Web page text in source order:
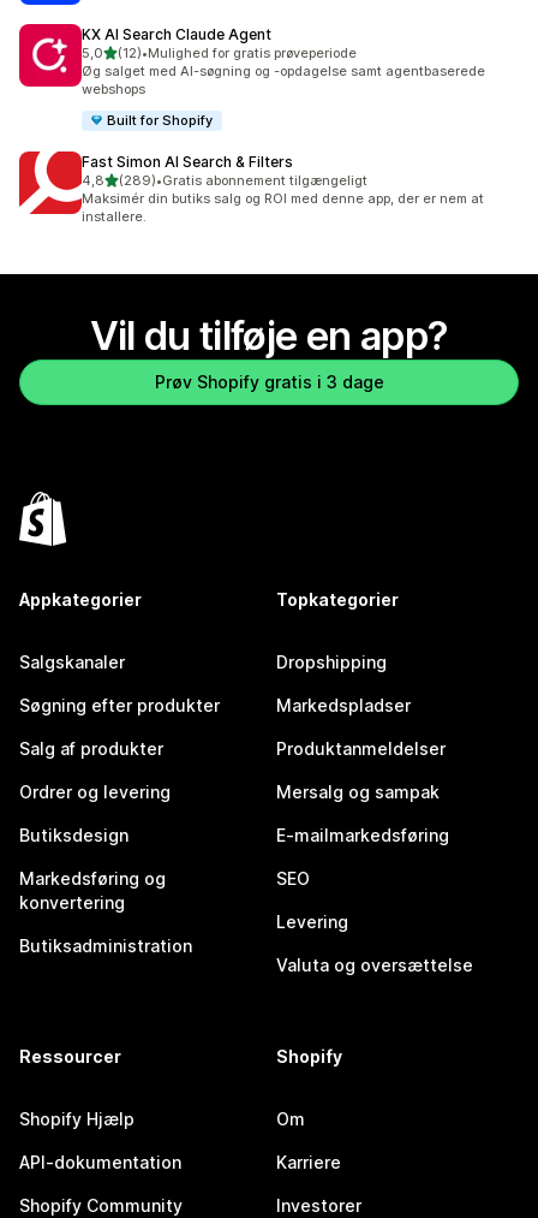
KX AI Search Claude Agent
5,0ud af 5 stjerner
(12)
12 anmeldelser i alt
•Mulighed for gratis prøveperiode
Øg salget med AI-søgning og -opdagelse samt agentbaserede
webshops
Built for Shopify
Fast Simon AI Search & Filters
4,8ud af 5 stjerner
(289)
289 anmeldelser i alt
•Gratis abonnement tilgængeligt
Maksimér din butiks salg og ROI med denne app, der er nem at
installere.
Vil du tilføje en app?
Prøv Shopify gratis i 3 dage
Appkategorier
Salgskanaler
Søgning efter produkter
Salg af produkter
Ordrer og levering
Butiksdesign
Markedsføring og
konvertering
Butiksadministration
Topkategorier
Dropshipping
Markedspladser
Produktanmeldelser
Mersalg og sampak
E-mailmarkedsføring
SEO
Levering
Valuta og oversættelse
Ressourcer
Shopify Hjælp
API-dokumentation
Shopify Community
Shopify
Om
Karriere
Investorer